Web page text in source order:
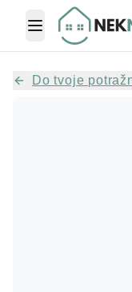
Toggle Menu
Do tvoje